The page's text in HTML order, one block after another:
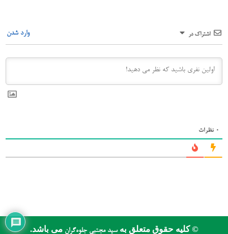
اشتراک در وارد شدن
0 نظرات
© کلیه حقوق متعلق بهسید مجتبی جلوه‌گرانمی باشد.